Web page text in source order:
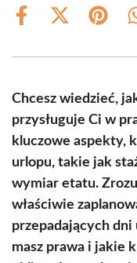
Share
Share
(Twitter)
Share
Chcesz wiedzieć,
przysługuje Ci w
kluczowe aspekty,
urlopu, takie jak
wymiar etatu.
właściwie
przepadających
masz prawa i jakie